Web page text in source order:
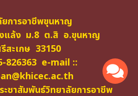
ยการอาชีพขุนหาญ
แล้ง ม.8 ต.สิ อ.ขุนหาญ
สะเกษ 33150
826363 e-mail ::
ะชาสัมพันธ์วิทยาลัยการอาชีพ